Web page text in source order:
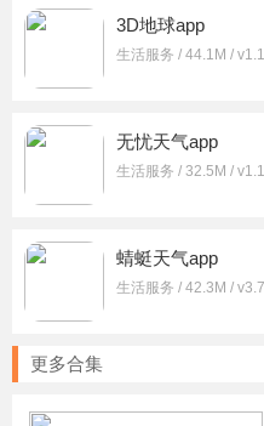
3D地球app
生活服务 / 44.1M /
无忧天气app
生活服务 / 32.5M /
蜻蜓天气app
生活服务 / 42.3M /
更多合集